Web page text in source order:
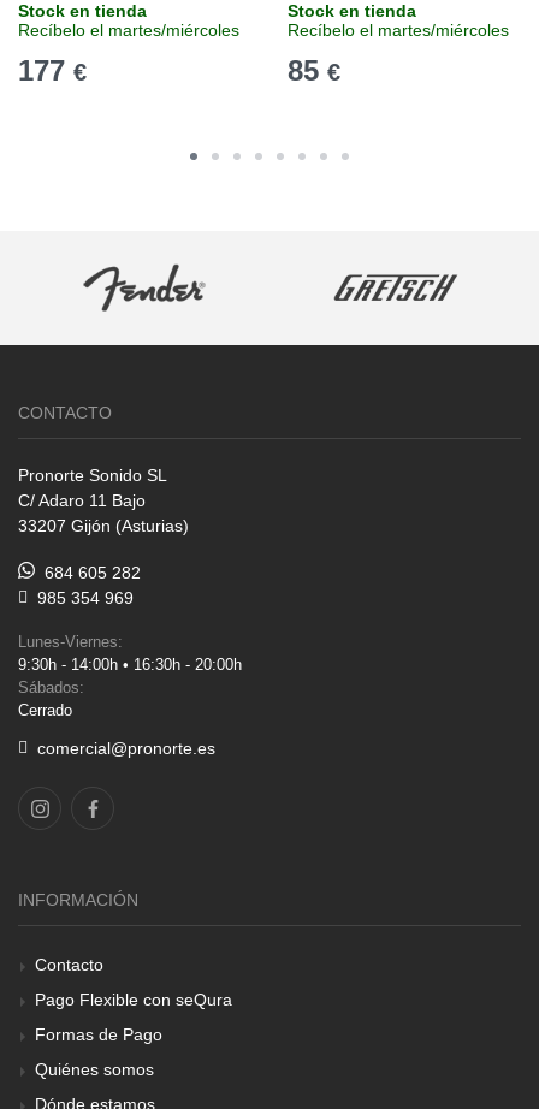
Stock en tienda
Recíbelo el martes/miércoles
177 €
Stock en tienda
Recíbelo el martes/miércoles
85 €
CONTACTO
Pronorte Sonido SL
C/ Adaro 11 Bajo
33207 Gijón (Asturias)
684 605 282
985 354 969
Lunes-Viernes:
9:30h - 14:00h • 16:30h - 20:00h
Sábados:
Cerrado
comercial@pronorte.es
INFORMACIÓN
Contacto
Pago Flexible con seQura
Formas de Pago
Quiénes somos
Dónde estamos